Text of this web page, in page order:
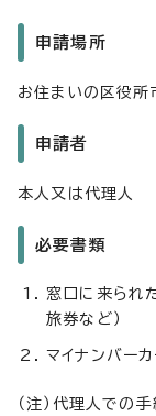
申請場所
お住まいの区役
申請者
本人又は代理人
必要書類
窓口に来られ
旅券など）
マイナンバーカ
（注）代理人での